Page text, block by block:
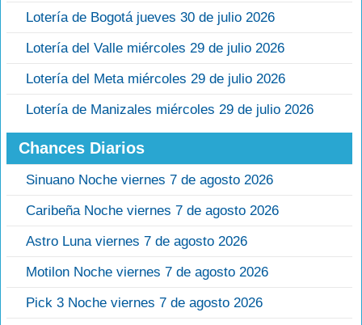
Lotería de Bogotá jueves 30 de julio 2026
Lotería del Valle miércoles 29 de julio 2026
Lotería del Meta miércoles 29 de julio 2026
Lotería de Manizales miércoles 29 de julio 2026
Chances Diarios
Sinuano Noche viernes 7 de agosto 2026
Caribeña Noche viernes 7 de agosto 2026
Astro Luna viernes 7 de agosto 2026
Motilon Noche viernes 7 de agosto 2026
Pick 3 Noche viernes 7 de agosto 2026